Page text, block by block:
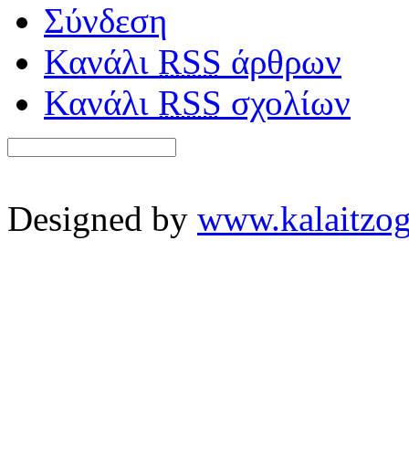
Σύνδεση
Κανάλι RSS άρθρων
Κανάλι RSS σχολίων
Designed by